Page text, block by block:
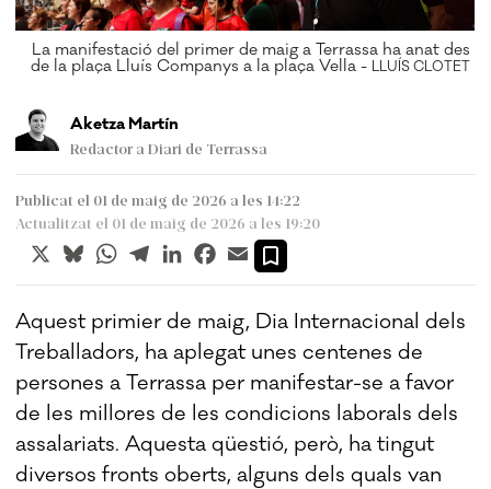
La manifestació del primer de maig a Terrassa ha anat des
de la plaça Lluís Companys a la plaça Vella - LLUÍS CLOTET
Aketza Martín
Redactor a Diari de Terrassa
Publicat el 01 de maig de 2026 a les 14:22
Actualitzat el 01 de maig de 2026 a les 19:20
X BlueskyWhatsApp
TelegramLinkedInFacebook
Email
Aquest primier de maig, Dia Internacional dels
Treballadors, ha aplegat unes centenes de
persones a Terrassa per manifestar-se a favor
de les millores de les condicions laborals dels
assalariats. Aquesta qüestió, però, ha tingut
diversos fronts oberts, alguns dels quals van